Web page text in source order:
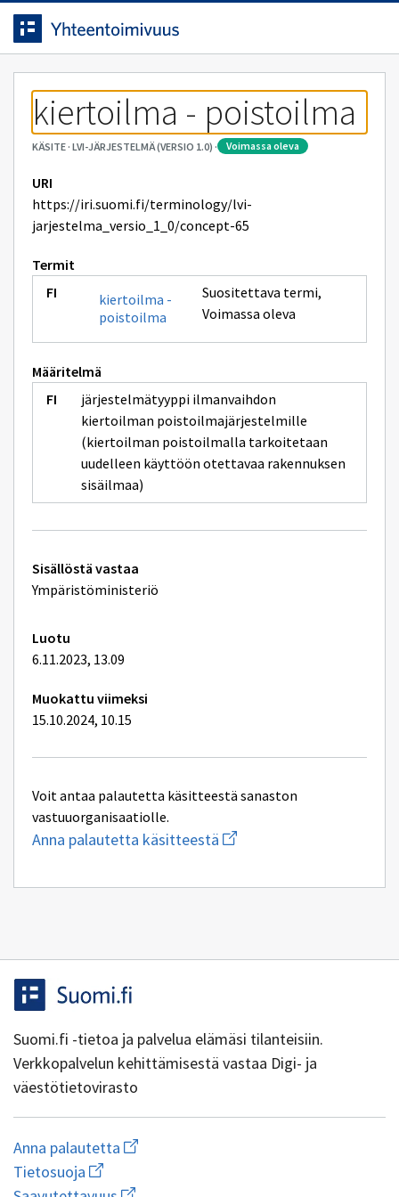
Siirrytty
sivulle
Siirry suoraan sisältöön.
kiertoilma - poistoilma
KÄSITE· LVI-JÄRJESTELMÄ (VERSIO 1.0) · voimassa oleva
URI
https://iri.suomi.fi/terminology/lvi-
jarjestelma_versio_1_0/concept-65
Termit
kiertoilma -
poistoilma
Suositettava termi,
Voimassa oleva
Määritelmä
järjestelmätyyppi ilmanvaihdon
kiertoilman poistoilmajärjestelmille
(kiertoilman poistoilmalla tarkoitetaan
uudelleen käyttöön otettavaa rakennuksen
sisäilmaa)
Tekniset
lisätiedot
Sisällöstä vastaa
Ympäristöministeriö
Luotu
6.11.2023, 13.09
Muokattu viimeksi
15.10.2024, 10.15
Voit antaa palautetta käsitteestä sanaston
vastuuorganisaatiolle.
Anna palautetta käsitteestä Aloita
uuden
kirjoitus
Suomi.fi -tietoa ja palvelua elämäsi tilanteisiin.
Verkkopalvelun kehittämisestä vastaa Digi- ja
väestötietovirasto
Anna palautetta Aloita
uuden
kirjoitus
Tietosuoja Avaa
linkki Avaa